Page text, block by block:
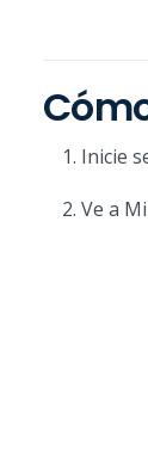
Inicie
Ve a